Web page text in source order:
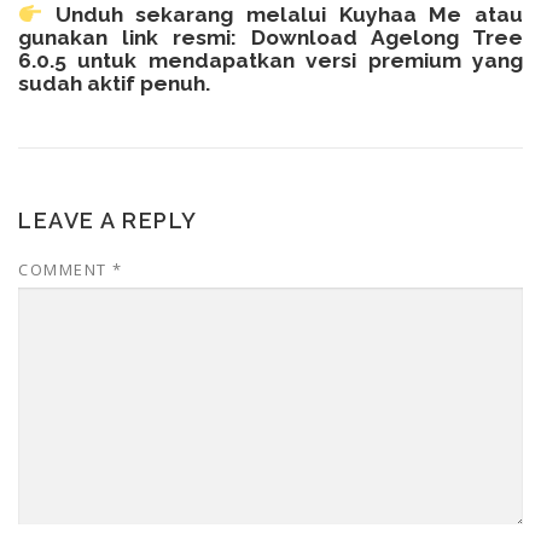
Unduh sekarang melalui Kuyhaa Me atau
gunakan link resmi: Download Agelong Tree
6.0.5 untuk mendapatkan versi premium yang
sudah aktif penuh.
LEAVE A REPLY
COMMENT *